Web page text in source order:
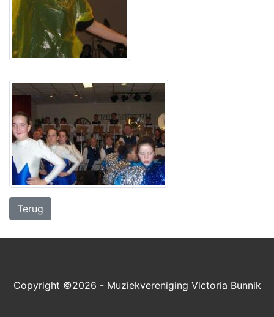
Terug
Copyright ©2026 - Muziekvereniging Victoria Bunnik